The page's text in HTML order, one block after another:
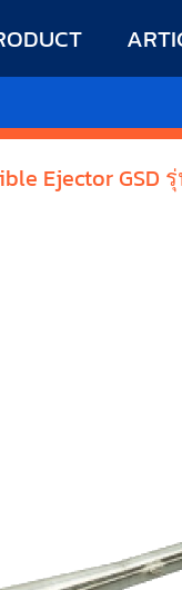
Ejector GSD รุ่